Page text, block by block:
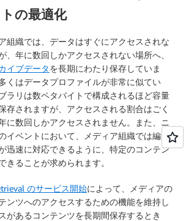
の最適化
組織では、データはすぐにアクセスされな
、年に数回しかアクセスされない場所へ、
イブデータを長期にわたり保存していま
くはデータプロファイルが非常に似てい
ラリは数ペタバイトで構成されるほど容量
存されますが、アクセスされる割合はごく
に数回しかアクセスされません。また、ニ
イベントにおいて、メディア組織では編集
迅速に対応できるように、特定のコンテン
きることが求められます。
のサービス開始によって、メディアの
ンツへのアクセスするための機能を維持し
があるコンテンツを長期間保存するとき